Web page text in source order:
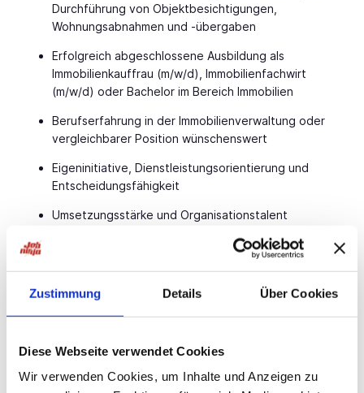
Zustimmung Details Über Cookies
Diese Webseite verwendet Cookies
Wir verwenden Cookies, um Inhalte und Anzeigen zu
Durchführung von Objektbesichtigungen,
Wohnungsabnahmen und -übergaben
Erfolgreich abgeschlossene Ausbildung als
Immobilienkauffrau (m/w/d), Immobilienfachwirt
(m/w/d) oder Bachelor im Bereich Immobilien
Berufserfahrung in der Immobilienverwaltung oder
vergleichbarer Position wünschenswert
Eigeninitiative, Dienstleistungsorientierung und
Entscheidungsfähigkeit
Umsetzungsstärke und Organisationstalent
Ergebnisorientierung und Kostenbewusstsein
MS Office-Kenntnisse
Gute Deutschkenntnisse
Wenn Ihnen diese Position zusagt, dann freuen wir
uns über Ihre Bewerbung. Bitte per E-Mail an Herrn